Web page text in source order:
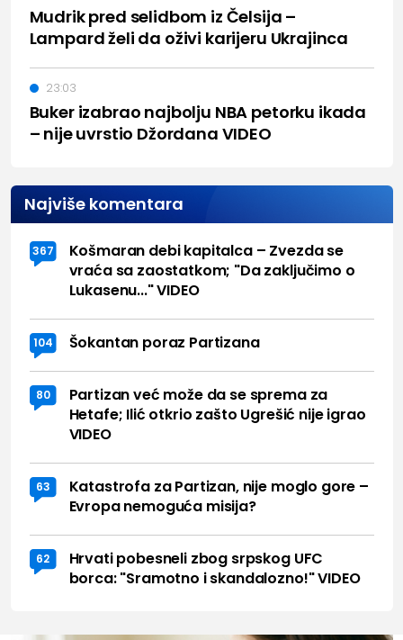
Mudrik pred selidbom iz Čelsija –
Lampard želi da oživi karijeru Ukrajinca
Buker izabrao najbolju NBA petorku ikada
– nije uvrstio Džordana VIDEO
23:03
Najviše komentara
367
Košmaran debi kapitalca – Zvezda se
vraća sa zaostatkom; "Da zaključimo o
Lukasenu..." VIDEO
104 Šokantan poraz Partizana
80
Partizan već može da se sprema za
Hetafe; Ilić otkrio zašto Ugrešić nije igrao
VIDEO
63
Katastrofa za Partizan, nije moglo gore –
Evropa nemoguća misija?
62
Hrvati pobesneli zbog srpskog UFC
borca: "Sramotno i skandalozno!" VIDEO